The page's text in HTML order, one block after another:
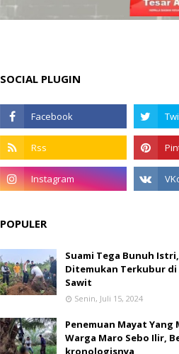
SOCIAL PLUGIN
POPULER
Suami Tega Bunuh
Ditemukan Terkubur di
Sawit
Senin, Juli 15, 2024
Penemuan Mayat Yang
Warga Maro Sebo Ilir,
kronologisnya